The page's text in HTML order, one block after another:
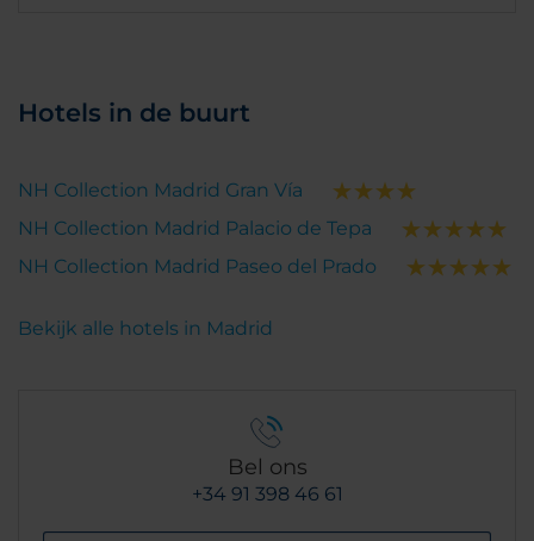
Hotels in de buurt
NH Collection Madrid Gran Vía
NH Collection Madrid Palacio de Tepa
NH Collection Madrid Paseo del Prado
Bekijk alle hotels in Madrid
Bel ons
+34 91 398 46 61